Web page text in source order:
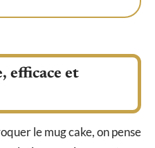
efficace et
le mug cake, on pense